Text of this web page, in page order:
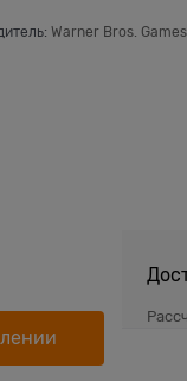
Warner Bros. Games